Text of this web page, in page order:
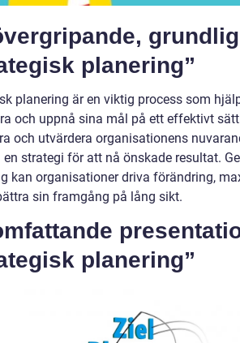
planering”
planering är en viktig process som
och uppnå sina mål på ett effektivt
och utvärdera organisationens
strategi för att nå önskade resultat.
kan organisationer driva förändring,
sin framgång på lång sikt.
planering”